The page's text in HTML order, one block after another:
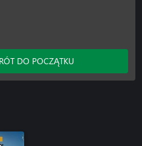
DO POCZĄTKU